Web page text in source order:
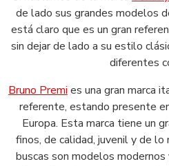
de lado sus grandes modelos
está claro que es un gran
sin dejar de lado a su estilo
diferentes
Bruno Premi es una gran marca
referente, estando presente
Europa. Esta marca tiene un
finos, de calidad, juvenil y de
buscas son modelos